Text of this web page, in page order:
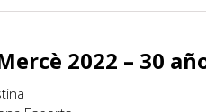
2022 – 30